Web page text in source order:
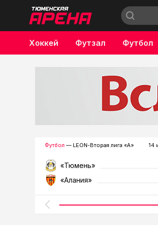
Хоккей Футзал Футбол
Бокс
Футбол — LEON-Вторая лига «А» 14
«Тюмень»
«Алания»